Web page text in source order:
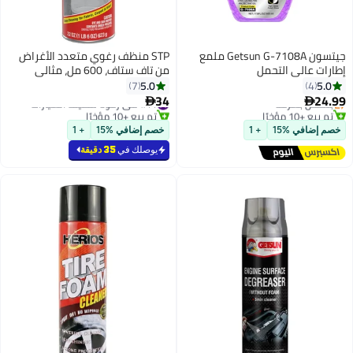
جيتسون Getsun G-7108A ملمع
إطارات عالي التحمل
5.0
4
24.99
#2 في منظفات العجلات
توصيل مجاني
بتخلّص بسرعة
تم بيع +10 مؤخرًا
#2 في منظفات العجلات
خصم إضافي %15 + 1
STP منظف رغوي متعدد الأغراض
من تاف ستاف، 600 مل، مثالي
للأقمشة والسجاد والفينيل، قطعة
واحدة
5.0
7
34#11 في رغوة تنظيف السيارات
تم بيع +10 مؤخرًا
#11 في رغوة تنظيف السيارات
خصم إضافي %15 + 1
يوصلك في35 دقيقة